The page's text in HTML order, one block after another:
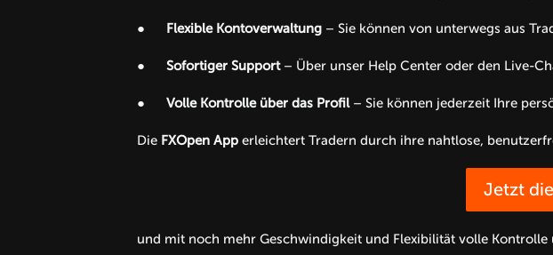
● Flexible Kontoverwaltung – Sie können von unterwegs aus
● Sofortiger Support – Über unser Help Center oder den Live-
● Volle Kontrolle über das Profil – Sie können jederzeit Ihre
Die FXOpen Apperleichtert Tradern durch ihre nahtlose,
Jetzt
und mit noch mehr Geschwindigkeit und Flexibilität volle Kontrolle